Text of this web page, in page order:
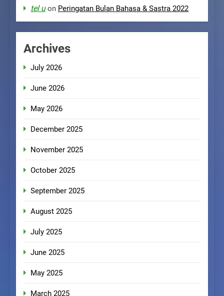
tel uon Peringatan Bulan Bahasa & Sastra 2022
Archives
July 2026
June 2026
May 2026
December 2025
November 2025
October 2025
September 2025
August 2025
July 2025
June 2025
May 2025
March 2025